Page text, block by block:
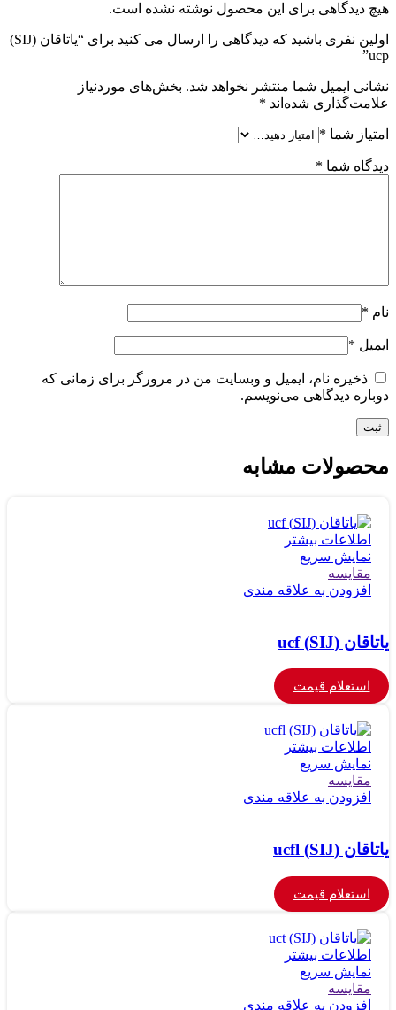
هیچ دیدگاهی برای این محصول نوشته نشده است.
اولین نفری باشید که دیدگاهی را ارسال می کنید برای “یاتاقان (SIJ)
ucp”
نشانی ایمیل شما منتشر نخواهد شد. بخش‌های موردنیاز
علامت‌گذاری شده‌اند *
امتیاز شما *
دیدگاه شما *
نام *
ایمیل *
ذخیره نام، ایمیل و وبسایت من در مرورگر برای زمانی که
دوباره دیدگاهی می‌نویسم.
محصولات مشابه
اطلاعات بیشتر
نمایش سریع
مقايسه
افزودن به علاقه مندی
یاتاقان (SIJ) ucf
استعلام قیمت
اطلاعات بیشتر
نمایش سریع
مقايسه
افزودن به علاقه مندی
یاتاقان (SIJ) ucfl
استعلام قیمت
اطلاعات بیشتر
نمایش سریع
مقايسه
افزودن به علاقه مندی